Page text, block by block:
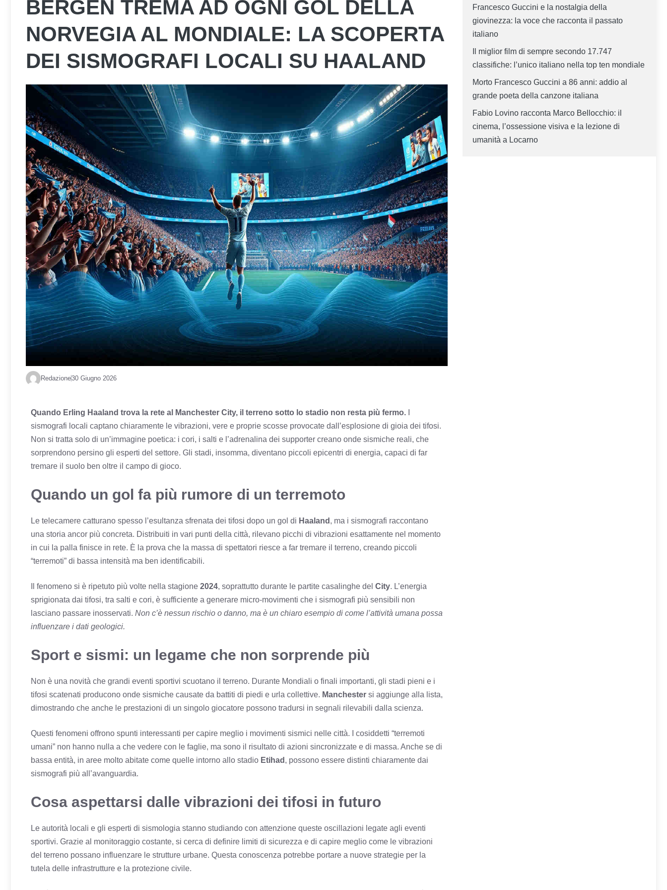
BERGEN TREMA AD OGNI GOL DELLA
NORVEGIA AL MONDIALE: LA SCOPERTA
DEI SISMOGRAFI LOCALI SU HAALAND
Redazione30 Giugno 2026
Quando Erling Haaland trova la rete al Manchester City, il terreno sotto lo stadio non resta più fermo.
sismografi locali captano chiaramente le vibrazioni, vere e proprie scosse provocate dall’esplosione di gioia dei tifosi.
Non si tratta solo di un’immagine poetica: i cori, i salti e l’adrenalina dei supporter creano onde sismiche reali, che
sorprendono persino gli esperti del settore. Gli stadi, insomma, diventano piccoli epicentri di energia, capaci di far
tremare il suolo ben oltre il campo di gioco.
Quando un gol fa più rumore di un terremoto
Le telecamere catturano spesso l’esultanza sfrenata dei tifosi dopo un gol di Haaland , ma i sismografi raccontano
una storia ancor più concreta. Distribuiti in vari punti della città, rilevano picchi di vibrazioni esattamente nel momento
in cui la palla finisce in rete. È la prova che la massa di spettatori riesce a far tremare il terreno, creando piccoli
“terremoti” di bassa intensità ma ben identificabili.
Il fenomeno si è ripetuto più volte nella stagione 2024, soprattutto durante le partite casalinghe del City. L’energia
sprigionata dai tifosi, tra salti e cori, è sufficiente a generare micro-movimenti che i sismografi più sensibili non
lasciano passare inosservati. Non c’è nessun rischio o danno, ma è un chiaro esempio di come l’attività umana possa
influenzare i dati geologici.
Sport e sismi: un legame che non sorprende più
Non è una novità che grandi eventi sportivi scuotano il terreno. Durante Mondiali o finali importanti, gli stadi pieni e i
tifosi scatenati producono onde sismiche causate da battiti di piedi e urla collettive. Manchester si aggiunge alla lista,
dimostrando che anche le prestazioni di un singolo giocatore possono tradursi in segnali rilevabili dalla scienza.
Questi fenomeni offrono spunti interessanti per capire meglio i movimenti sismici nelle città. I cosiddetti “terremoti
umani” non hanno nulla a che vedere con le faglie, ma sono il risultato di azioni sincronizzate e di massa. Anche se di
bassa entità, in aree molto abitate come quelle intorno allo stadio Etihad , possono essere distinti chiaramente dai
sismografi più all’avanguardia.
Cosa aspettarsi dalle vibrazioni dei tifosi in futuro
Le autorità locali e gli esperti di sismologia stanno studiando con attenzione queste oscillazioni legate agli eventi
sportivi. Grazie al monitoraggio costante, si cerca di definire limiti di sicurezza e di capire meglio come le vibrazioni
del terreno possano influenzare le strutture urbane. Questa conoscenza potrebbe portare a nuove strategie per la
tutela delle infrastrutture e la protezione civile.
Francesco Guccini e la nostalgia della
giovinezza: la voce che racconta il passato
italiano
Il miglior film di sempre secondo 17.747
classifiche: l’unico italiano nella top ten mondiale
Morto Francesco Guccini a 86 anni: addio al
grande poeta della canzone italiana
Fabio Lovino racconta Marco Bellocchio: il
cinema, l’ossessione visiva e la lezione di
umanità a Locarno